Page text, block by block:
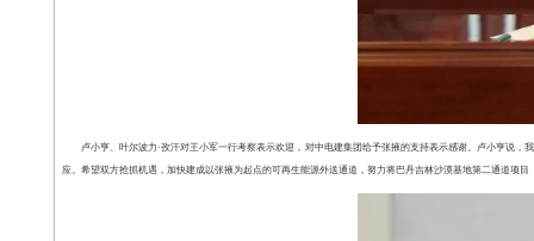
卢小亨、叶尔波力·孜汗对王小军一行考察表示欢迎，对中电建集团给予张掖的支持表示感谢。卢小亨说
应。希望双方抢抓机遇，加快建成以张掖为起点的可再生能源外送通道，努力将巴丹吉林沙漠基地第二通道项